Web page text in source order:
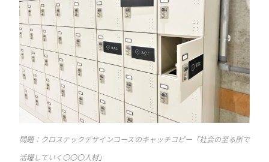
問題：クロステックデザインコースのキャッチコピー「社会の至る所で
活躍していく〇〇〇人材」